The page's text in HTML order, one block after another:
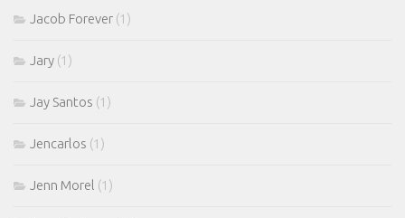
Jacob Forever (1)
Jary (1)
Jay Santos (1)
Jencarlos (1)
Jenn Morel (1)